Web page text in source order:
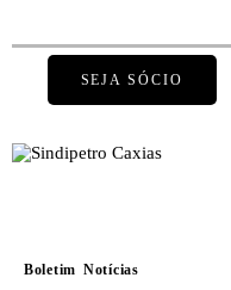
SEJA SÓCIO
Post Styles
Boletim Notícias